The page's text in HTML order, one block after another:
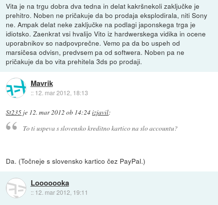
Vita je na trgu dobra dva tedna in delat kakršnekoli zaključke je
prehitro. Noben ne pričakuje da bo prodaja eksplodirala, niti Sony
ne. Ampak delat neke zaključke na podlagi japonskega trga je
idiotsko. Zaenkrat vsi hvalijo Vito iz hardwerskega vidika in ocene
uporabnikov so nadpovprečne. Vemo pa da bo uspeh od
marsičesa odvisn, predvsem pa od softwera. Noben pa ne
pričakuje da bo vita prehitela 3ds po prodaji.
Mavrik
:: 12. mar 2012, 18:13
St235 je 12. mar 2012 ob 14:24izjavil:
To ti uspeva s slovensko kreditno kartico na slo accountu?
Da. (Točneje s slovensko kartico čez PayPal.)
Looooooka
:: 12. mar 2012, 19:11